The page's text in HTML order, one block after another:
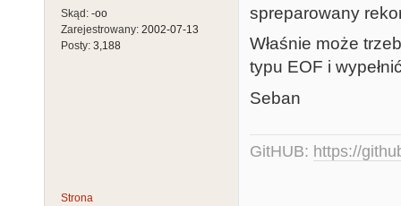
Skąd: -oo
Zarejestrowany: 2002-07-13
Posty: 3,188
spreparowany
Właśnie może
typu EOF i
Seban
GitHUB: https://
Strona